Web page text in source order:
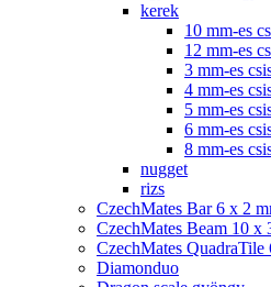
kerek
10 mm-es
12 mm-es
3 mm-es
4 mm-es
5 mm-es
6 mm-es
8 mm-es
nugget
rizs
CzechMates Bar 6 x 2
CzechMates Beam 10 x
CzechMates QuadraTile
Diamonduo